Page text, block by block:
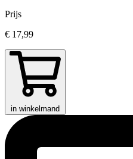
Prijs
€ 17,99
in winkelmand